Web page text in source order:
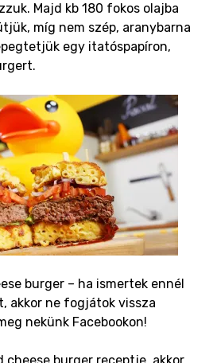
Majd kb 180 fokos olajba
míg nem szép, aranybarna
egy itatóspapíron,
burger – ha ismertek ennél
akkor ne fogjátok vissza
nekünk Facebookon!